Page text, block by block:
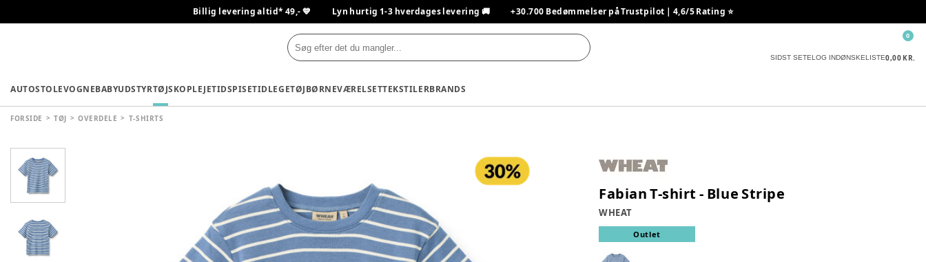
Billig levering altid* 49,- 💙 Lyn hurtig 1-3 hverdages levering 🚚 +30.700 Bedømmelser på Trustpilot | 4,6/5 Rating ⭐️
SIDST SETELOG INDØNSKELISTE0,00 KR.
0
AUTOSTOLEVOGNEBABYUDSTYRTØJSKOPLEJETIDSPISETIDLEGETØJBØRNEVÆRELSETTEKSTILERBRANDS
FORSIDE TØJ OVERDELE T-SHIRTS
Fabian T-shirt - Blue Stripe
WHEAT
Outlet